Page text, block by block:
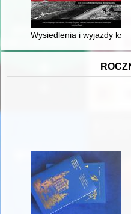
Wysiedlenia i wyjazdy